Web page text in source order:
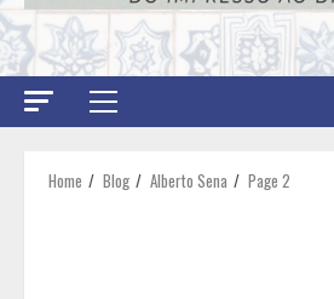
Primary
Home Blog Alberto Sena Page 2